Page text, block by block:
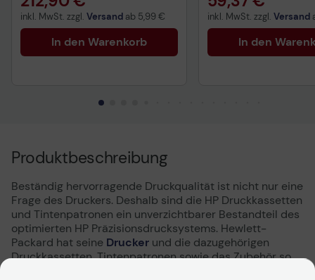
inkl. MwSt. zzgl. Versand ab 5,99 €
In den Warenkorb
inkl. MwSt. zzgl. Versand
In den
Produktbeschreibung
Beständig hervorragende Druckqualität ist nicht nur eine
Frage des Druckers. Deshalb sind die HP Druckkassetten
und Tintenpatronen ein unverzichtbarer Bestandteil des
optimierten HP Präzisionsdrucksystems. Hewlett-
Packard hat seine Drucker und die dazugehörigen
Druckkassetten, Tintenpatronen sowie das Zubehör so